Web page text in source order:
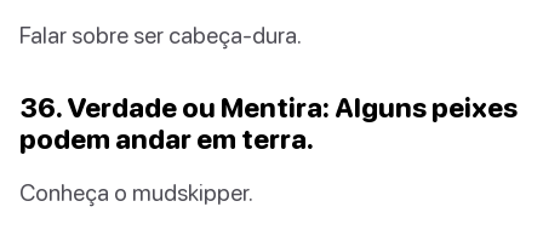
Falar sobre ser cabeça-dura.
36. Verdade ou Mentira: Alguns peixes
podem andar em terra.
Conheça o mudskipper.